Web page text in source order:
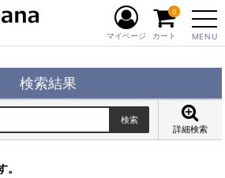
MENU
マイページ カート
0
検索結果
詳細検索
。